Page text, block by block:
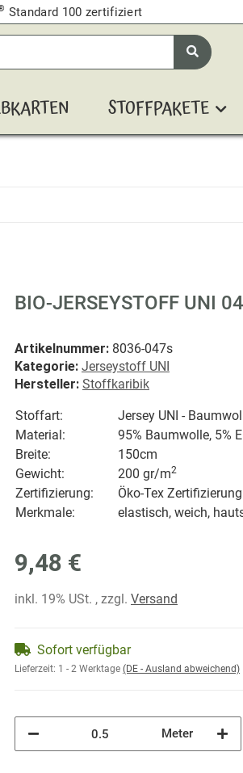
Standard 100 zertifiziert
STOFFPAKETE
BIO-JERSEYSTOFF UNI
Artikelnummer: 8036-047s
Kategorie: Jerseystoff UNI
Hersteller: Stoffkaribik
Stoffart:
Jersey UNI -
Material:
95% Baumwolle, 5%
Breite:
150cm
Gewicht:
200 gr/m2
Zertifizierung:
Öko-Tex
Merkmale:
elastisch, weich,
9,48 €
inkl. 19% USt. , zzgl. Versand
Sofort verfügbar
Lieferzeit: 1 - 2 Werktage (DE - Ausland abweichend)
Meter